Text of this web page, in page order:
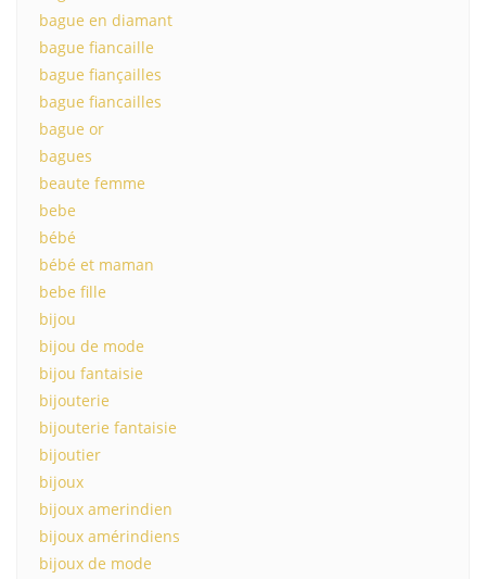
bague en diamant
bague fiancaille
bague fiançailles
bague fiancailles
bague or
bagues
beaute femme
bebe
bébé
bébé et maman
bebe fille
bijou
bijou de mode
bijou fantaisie
bijouterie
bijouterie fantaisie
bijoutier
bijoux
bijoux amerindien
bijoux amérindiens
bijoux de mode